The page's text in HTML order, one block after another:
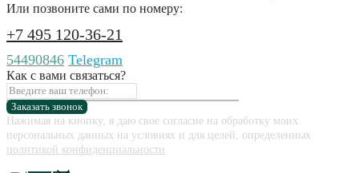
Или позвоните сами по номеру:
+7 495 120-36-21
54490846 Telegram
Как с вами связаться?
Заказать звонок
Нажимая на кнопку, я даю свое согласие на обработку моих
персональных данных на условиях и для целей, определенных
политикой конфиденциальности